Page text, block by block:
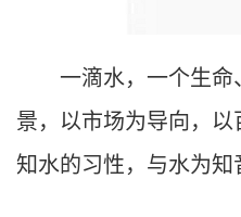
一滴水，一个生命、
景，以市场为导向，
知水的习性，与水为知